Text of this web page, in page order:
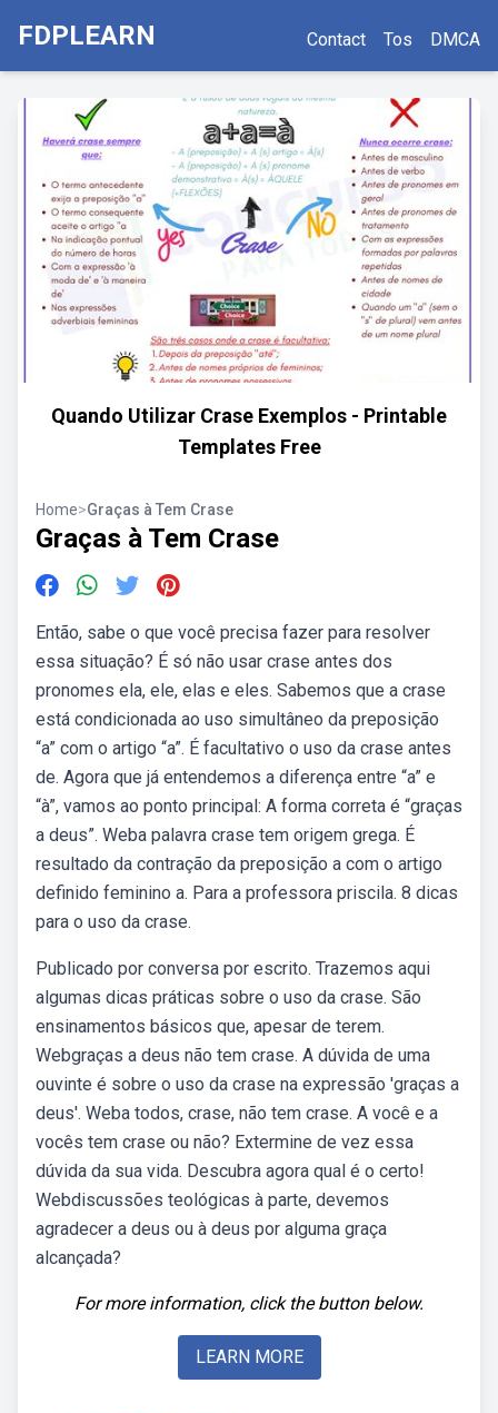
FDPLEARN Contact Tos DMCA
Quando Utilizar Crase Exemplos - Printable
Templates Free
Home>Graças à Tem Crase
Graças à Tem Crase
Então, sabe o que você precisa fazer para resolver
essa situação? É só não usar crase antes dos
pronomes ela, ele, elas e eles. Sabemos que a crase
está condicionada ao uso simultâneo da preposição
“a” com o artigo “a”. É facultativo o uso da crase antes
de. Agora que já entendemos a diferença entre “a” e
“à”, vamos ao ponto principal: A forma correta é “graças
a deus”. Weba palavra crase tem origem grega. É
resultado da contração da preposição a com o artigo
definido feminino a. Para a professora priscila. 8 dicas
para o uso da crase.
Publicado por conversa por escrito. Trazemos aqui
algumas dicas práticas sobre o uso da crase. São
ensinamentos básicos que, apesar de terem.
Webgraças a deus não tem crase. A dúvida de uma
ouvinte é sobre o uso da crase na expressão 'graças a
deus'. Weba todos, crase, não tem crase. A você e a
vocês tem crase ou não? Extermine de vez essa
dúvida da sua vida. Descubra agora qual é o certo!
Webdiscussões teológicas à parte, devemos
agradecer a deus ou à deus por alguma graça
alcançada?
For more information, click the button below.
LEARN MORE